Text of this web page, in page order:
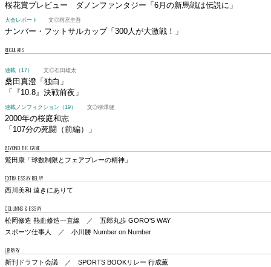
桜花賞プレビュー ダノンファンタジー 「6月の新馬戦は伝説に」
大会レポート 文◎雨宮圭吾
ナンバー・フットサルカップ「300人が大激戦！」
REGULARS
連載（17） 文◎石田雄太
桑田真澄「独白」
「『10.8』決戦前夜」
連載ノンフィクション（19） 文◎柳澤健
2000年の桜庭和志
「107分の死闘（前編）」
BEYOND THE GAME
鷲田康「球数制限とフェアプレーの精神」
EXTRA ESSAY RELAY
西川美和 遠きにありて
COLUMNS & ESSAY
松岡修造 熱血修造一直線 ／ 五郎丸歩 GORO'S WAY
スポーツ仕事人 ／ 小川勝 Number on Number
LIBRARY
新刊ドラフト会議 ／ SPORTS BOOKリレー 行成薫